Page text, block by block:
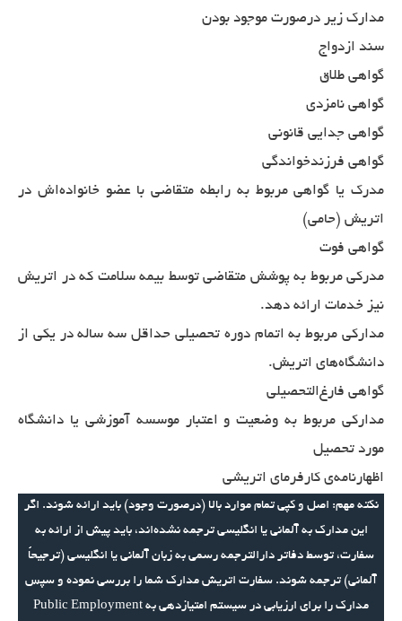
مدارک زیر درصورت موجود بودن
سند ازدواج
گواهی طلاق
گواهی نامزدی
گواهی جدایی قانونی
گواهی فرزندخواندگی
مدرک یا گواهی مربوط به رابطه متقاضی با عضو خانواده‌اش در
اتریش (حامی)
گواهی فوت
مدرکی مربوط به پوشش متقاضی توسط بیمه سلامت که در اتریش
نیز خدمات ارائه دهد.
مدارکی مربوط به اتمام دوره تحصیلی حداقل سه ساله در یکی از
دانشگاه‌های اتریش.
گواهی فارغ‌التحصیلی
مدارکی مربوط به وضعیت و اعتبار موسسه آموزشی یا دانشگاه
مورد تحصیل
اظهارنامه‌ی کارفرمای اتریشی
نکته مهم: اصل و کپی تمام موارد بالا (درصورت وجود) باید ارائه شوند. اگر
این مدارک به آلمانی یا انگلیسی ترجمه نشده‌اند، باید پیش از ارائه به
سفارت، توسط دفاتر دارالترجمه رسمی به زبان آلمانی یا انگلیسی (ترجیحاً
آلمانی) ترجمه شوند. سفارت اتریش مدارک شما را بررسی نموده و سپس
مدارک را برای ارزیابی در سیستم امتیازدهی به Public Employment